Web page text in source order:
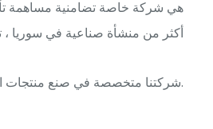
أكثر من منشأة صناعية في سوريا ،
شركتنا متخصصة في صنع منتجات الرعاية الصحية لجميع أفراد الأسرة واستعمالات أخرى.